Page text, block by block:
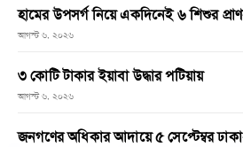
হামের উপসর্গ নিয়ে একদিনেই ৬ শিশুর
আগস্ট ৬, ২০২৬
৩ কোটি টাকার ইয়াবা উদ্ধার পটিয়ায়
আগস্ট ৬, ২০২৬
জনগণের অধিকার আদায়ে ৫ সেপ্টেম্বর ঢাকা-